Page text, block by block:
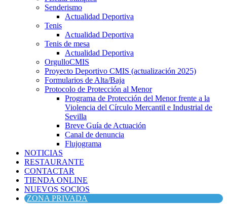
Senderismo
Actualidad Deportiva
Tenis
Actualidad Deportiva
Tenis de mesa
Actualidad Deportiva
OrgulloCMIS
Proyecto Deportivo CMIS (actualización 2025)
Formularios de Alta/Baja
Protocolo de Protección al Menor
Programa de Protección del Menor frente a la
Violencia del Círculo Mercantil e Industrial de
Sevilla
Breve Guía de Actuación
Canal de denuncia
Flujograma
NOTICIAS
RESTAURANTE
CONTACTAR
TIENDA ONLINE
NUEVOS SOCIOS
ZONA PRIVADA